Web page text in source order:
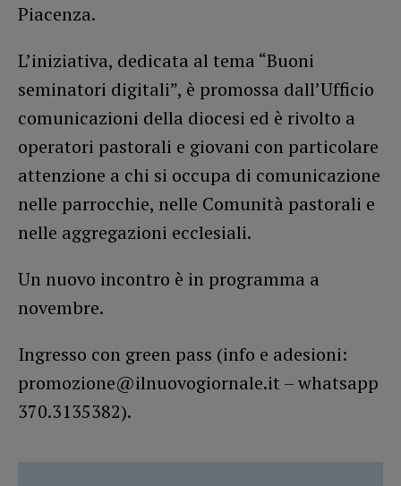
Piacenza.
L’iniziativa, dedicata al tema “Buoni
seminatori digitali”, è promossa dall’Ufficio
comunicazioni della diocesi ed è rivolto a
operatori pastorali e giovani con particolare
attenzione a chi si occupa di comunicazione
nelle parrocchie, nelle Comunità pastorali e
nelle aggregazioni ecclesiali.
Un nuovo incontro è in programma a
novembre.
Ingresso con green pass (info e adesioni:
promozione@ilnuovogiornale.it – whatsapp
370.3135382).